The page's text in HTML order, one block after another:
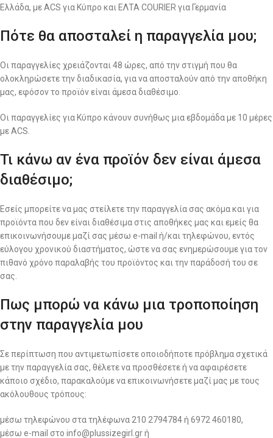
Ελλάδα, με ACS για Κύπρο και ΕΛΤΑ COURIER για Γερμανία
Πότε θα αποσταλεί η παραγγελία μου;
Οι παραγγελίες χρειάζονται 48 ώρες, από την στιγμή που θα
ολοκληρώσετε την διαδικασία, για να αποσταλούν από την αποθήκη
μας, εφόσον το προϊόν είναι άμεσα διαθέσιμο.
Οι παραγγελίες για Κύπρο κάνουν συνήθως μια εβδομάδα με 10 μέρες
με ACS.
Τι κάνω αν ένα προϊόν δεν είναι άμεσα
διαθέσιμο;
Εσείς μπορείτε να μας στείλετε την παραγγελία σας ακόμα και για
προϊόντα που δεν είναι διαθέσιμα στις αποθήκες μας και εμείς θα
επικοινωνήσουμε μαζί σας μέσω e-mail ή/και τηλεφώνου, εντός
εύλογου χρονικού διαστήματος, ώστε να σας ενημερώσουμε για τον
πιθανό χρόνο παραλαβής του προϊόντος και την παράδοσή του σε
σας.
Πως μπορώ να κάνω μια τροποποίηση
στην παραγγελία μου
Σε περίπτωση που αντιμετωπίσετε οποιοδήποτε πρόβλημα σχετικά
με την παραγγελία σας, θέλετε να προσθέσετε ή να αφαιρέσετε
κάποιο σχέδιο, παρακαλούμε να επικοινωνήσετε μαζί μας με τους
ακόλουθους τρόπους:
μέσω τηλεφώνου στα τηλέφωνα 210 2794784 ή 6972 460180,
μέσω e-mail στο info@plussizegirl.gr ή